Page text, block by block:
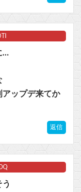
…
アップデ来てか
返信